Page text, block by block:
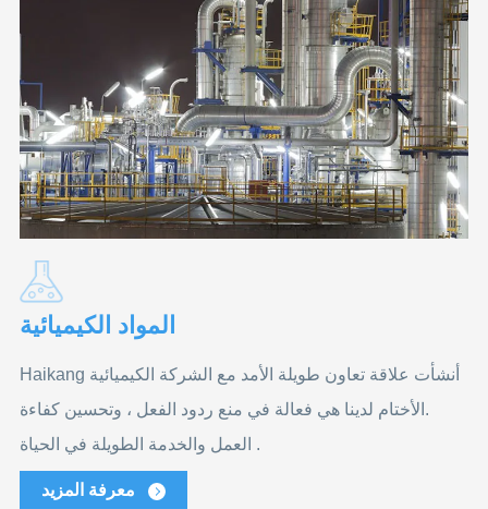
المواد الكيميائية
Haikang أنشأت علاقة تعاون طويلة الأمد مع الشركة الكيميائية
.الأختام لدينا هي فعالة في منع ردود الفعل ، وتحسين كفاءة
العمل والخدمة الطويلة في الحياة .